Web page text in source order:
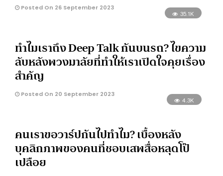
Posted On 26 September 2023
35.1K
ทำไมเราถึง Deep Talk กันบนรถ? ไขความ
ลับหลังพวงมาลัยที่ทำให้เราเปิดใจคุยเรื่อง
สำคัญ
Posted On 20 September 2023
4.3K
คนเราขอวาร์ปกันไปทำไม? เบื้องหลัง
บุคลิกภาพของคนที่ชอบเสพสื่อหลุดโป๊
เปลือย